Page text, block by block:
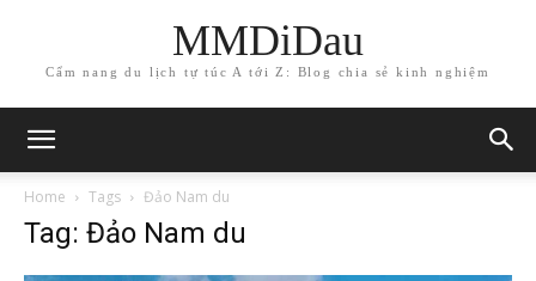
MMDiDau
Cẩm nang du lịch tự túc A tới Z: Blog chia sẻ kinh nghiệm
Home Tags Đảo Nam du
Tag: Đảo Nam du